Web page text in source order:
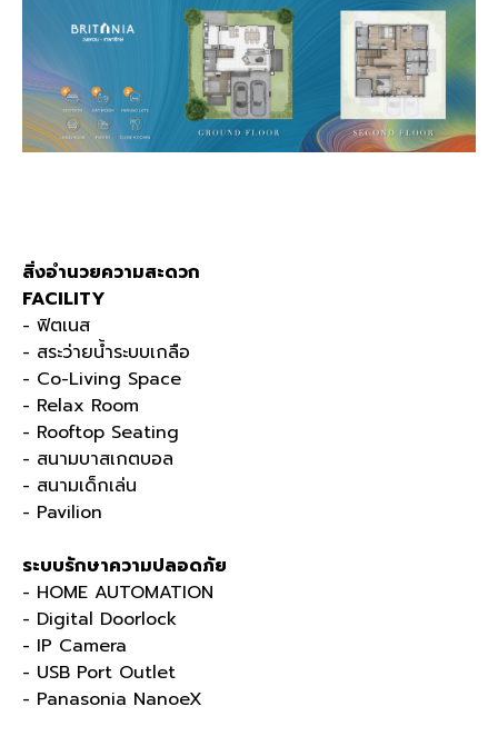
สิ่งอำนวยความสะดวก
FACILITY
- ฟิตเนส
- สระว่ายน้ำระบบเกลือ
- Co-Living Space
- Relax Room
- Rooftop Seating
- สนามบาสเกตบอล
- สนามเด็กเล่น
- Pavilion
ระบบรักษาความปลอดภัย
- HOME AUTOMATION
- Digital Doorlock
- IP Camera
- USB Port Outlet
- Panasonia NanoeX